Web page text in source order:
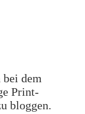
dem
Print-
bloggen.